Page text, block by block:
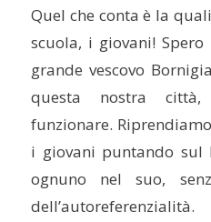
Quel che conta è la
scuola, i giovani!
grande vescovo
questa nostra
funzionare.
i giovani puntando
ognuno nel suo,